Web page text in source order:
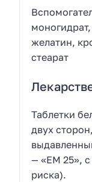
желатин,
стеарат
Таблетки
двух
— «ЕМ 25», с
риска).